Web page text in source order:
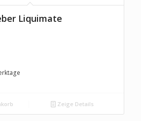
Liquimate
Zeige Details